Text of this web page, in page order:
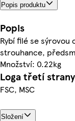
Popis produktu
Popis
Rybí filé se sýrovou
strouhance,
Množství: 0.22kg
Loga třetí strany
FSC, MSC
Složení